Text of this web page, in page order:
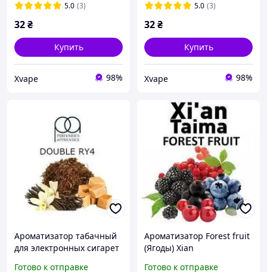
5.0 (3)
32₴
Купить
Xvape 98%
5.0 (3)
32₴
Купить
Xvape 98%
Ароматизатор табачный
для электронных сигарет
Готово к отправке
Ароматизатор Forest fruit
(Ягоды) Xian
Готово к отправке